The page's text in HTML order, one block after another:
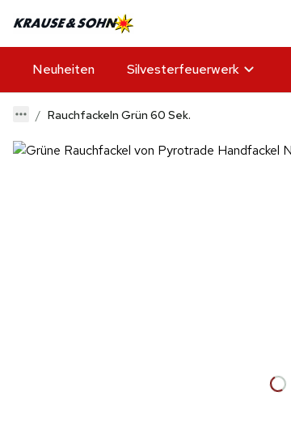
Neuheiten Silvesterfeuerwerk
Rauchfackeln Grün 60 Sek.